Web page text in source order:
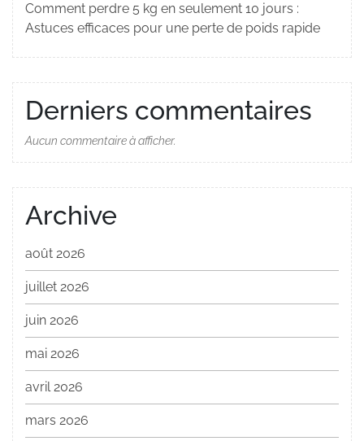
Comment perdre 5 kg en seulement 10 jours :
Astuces efficaces pour une perte de poids rapide
Derniers commentaires
Aucun commentaire à afficher.
Archive
août 2026
juillet 2026
juin 2026
mai 2026
avril 2026
mars 2026